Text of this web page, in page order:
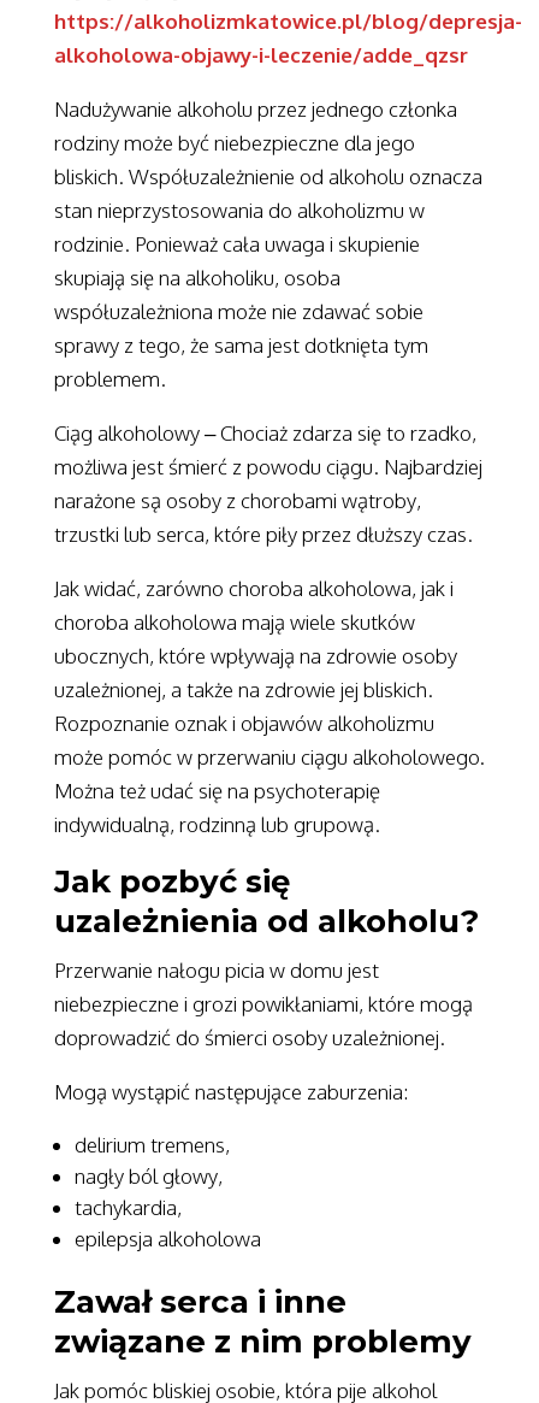
https://alkoholizmkatowice.pl/blog/depresja-
alkoholowa-objawy-i-leczenie/adde_qzsr
Nadużywanie alkoholu przez jednego członka
rodziny może być niebezpieczne dla jego
bliskich. Współuzależnienie od alkoholu oznacza
stan nieprzystosowania do alkoholizmu w
rodzinie. Ponieważ cała uwaga i skupienie
skupiają się na alkoholiku, osoba
współuzależniona może nie zdawać sobie
sprawy z tego, że sama jest dotknięta tym
problemem.
Ciąg alkoholowy – Chociaż zdarza się to rzadko,
możliwa jest śmierć z powodu ciągu. Najbardziej
narażone są osoby z chorobami wątroby,
trzustki lub serca, które piły przez dłuższy czas.
Jak widać, zarówno choroba alkoholowa, jak i
choroba alkoholowa mają wiele skutków
ubocznych, które wpływają na zdrowie osoby
uzależnionej, a także na zdrowie jej bliskich.
Rozpoznanie oznak i objawów alkoholizmu
może pomóc w przerwaniu ciągu alkoholowego.
Można też udać się na psychoterapię
indywidualną, rodzinną lub grupową.
Jak pozbyć się
uzależnienia od alkoholu?
Przerwanie nałogu picia w domu jest
niebezpieczne i grozi powikłaniami, które mogą
doprowadzić do śmierci osoby uzależnionej.
Mogą wystąpić następujące zaburzenia:
delirium tremens,
nagły ból głowy,
tachykardia,
epilepsja alkoholowa
Zawał serca i inne
związane z nim problemy
Jak pomóc bliskiej osobie, która pije alkohol